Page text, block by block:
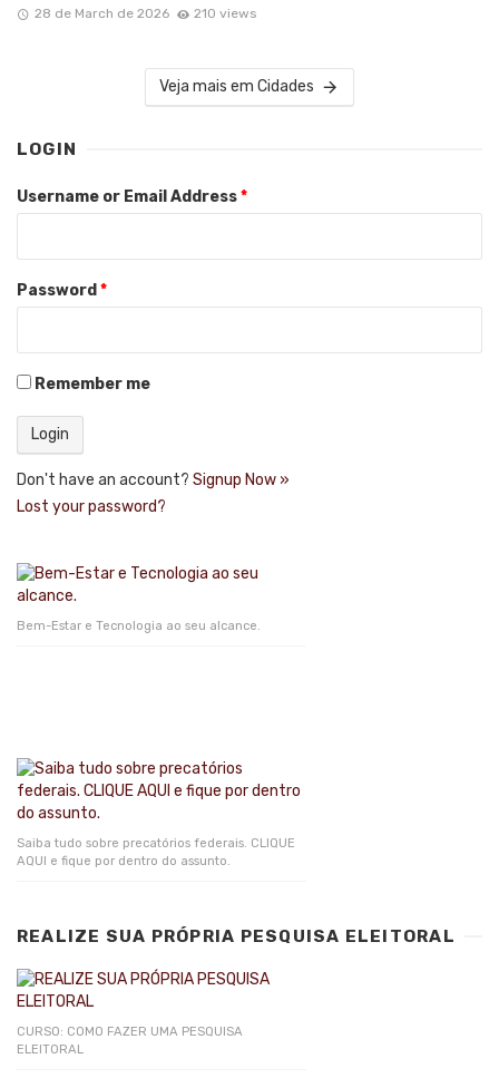
28 de March de 2026 210 views
Veja mais em Cidades
LOGIN
Username or Email Address*
Password *
Remember me
Don't have an account? Signup Now »
Lost your password?
Bem-Estar e Tecnologia ao seu alcance.
Saiba tudo sobre precatórios federais. CLIQUE
AQUI e fique por dentro do assunto.
REALIZE SUA PRÓPRIA PESQUISA ELEITORAL
CURSO: COMO FAZER UMA PESQUISA
ELEITORAL